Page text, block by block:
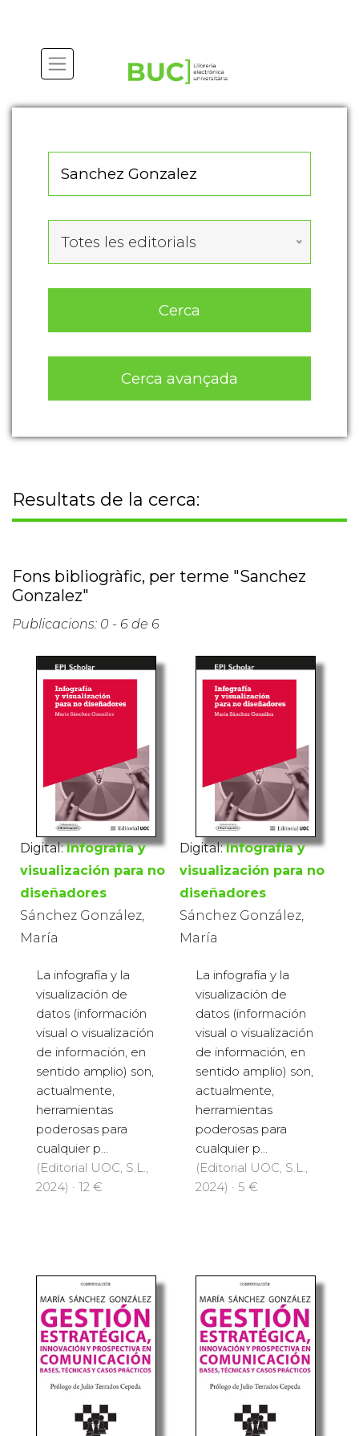
Totes les editorials
Cerca
Cerca avançada
Resultats de la cerca:
Fons bibliogràfic, per terme "Sanchez
Gonzalez"
Publicacions: 0 - 6 de 6
Digital: Infografía y
visualización para no
diseñadores
Sánchez González,
María
La infografía y la
visualización de
datos (información
visual o visualización
de información, en
sentido amplio) son,
actualmente,
herramientas
poderosas para
cualquier p...
(Editorial UOC, S.L.,
2024) · 12 €
Digital: Infografía y
visualización para no
diseñadores
Sánchez González,
María
La infografía y la
visualización de
datos (información
visual o visualización
de información, en
sentido amplio) son,
actualmente,
herramientas
poderosas para
cualquier p...
(Editorial UOC, S.L.,
2024) · 5 €